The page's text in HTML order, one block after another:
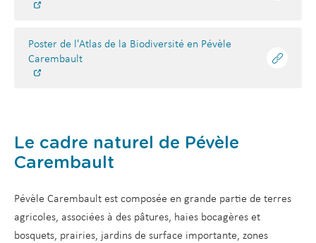
Poster de l'Atlas de la Biodiversité en Pévèle
Carembault
Le cadre naturel de Pévèle
Carembault
Pévèle Carembault est composée en grande partie de terres
agricoles, associées à des pâtures, haies bocagères et
bosquets, prairies, jardins de surface importante, zones